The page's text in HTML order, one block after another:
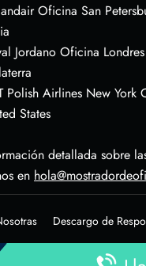
Oficina San
Jordano Oficina
Polish Airlines New York
States
detallada sobre
en
Descargo de